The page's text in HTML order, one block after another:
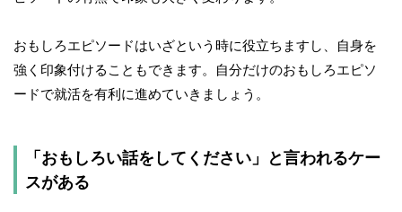
おもしろエピソードはいざという時に役立ちますし、自身を
強く印象付けることもできます。自分だけのおもしろエピソ
ードで就活を有利に進めていきましょう。
「おもしろい話をしてください」と言われるケー
スがある